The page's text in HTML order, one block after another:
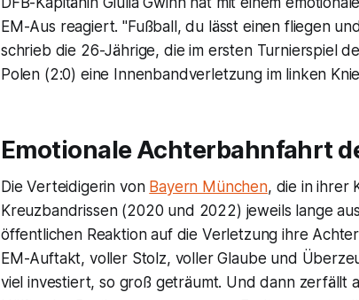
EM-Aus reagiert. "Fußball, du lässt einen fliegen
schrieb die 26-Jährige, die im ersten Turnierspiel
Polen (2:0) eine Innenbandverletzung im linken
Emotionale Achterbahnfahrt
Die Verteidigerin von Bayern München, die in ihrer
Kreuzbandrissen (2020 und 2022) jeweils lange
öffentlichen Reaktion auf die Verletzung ihre
EM-Auftakt, voller Stolz, voller Glaube und
viel investiert, so groß geträumt. Und dann zerfällt